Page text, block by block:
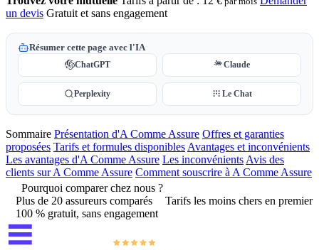
un devis Gratuit et sans engagement
Résumer cette page avec l'IA
ChatGPT Claude
Perplexity Le Chat
Sommaire Présentation d'A Comme Assure Offres et garanties
proposées Tarifs et formules disponibles Avantages et inconvénients
Les avantages d'A Comme Assure Les inconvénients Avis des
clients sur A Comme Assure Comment souscrire à A Comme Assure
Pourquoi comparer chez nous ?
Plus de 20 assureurs comparés
Tarifs les moins chers en premier
100 % gratuit, sans engagement